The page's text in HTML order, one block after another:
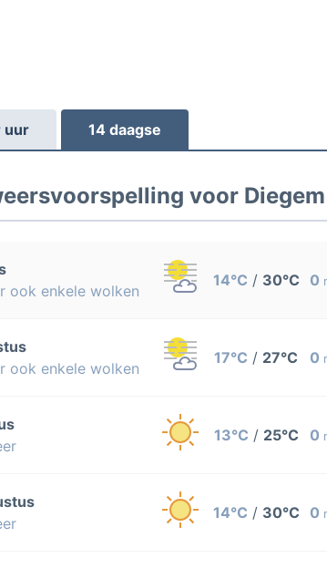
uur 14 daagse
voor Diegem
ook enkele wolken
14°C / 30°C 0
ook enkele wolken
17°C / 27°C 0
13°C / 25°C 0
14°C / 30°C 0